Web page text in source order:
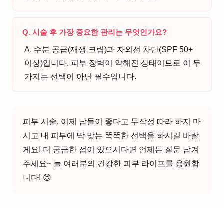
Q. 시술 후 가장 중요한 관리는 무엇인가요?
A. 수분 공급(재생 크림)과 자외선 차단(SPF 50+
이상)입니다. 피부 장벽이 약해진 상태이므로 이 두
가지는 선택이 아닌 필수입니다.
피부 시술, 이제 남들이 좋다고 무작정 따라 하지 마
시고 내 피부에 딱 맞는 똑똑한 선택을 하시길 바랄
게요! 더 궁금한 점이 있으시다면 언제든 질문 남겨
주세요~ 늘 여러분의 건강한 피부 라이프를 응원합
니다! 😊